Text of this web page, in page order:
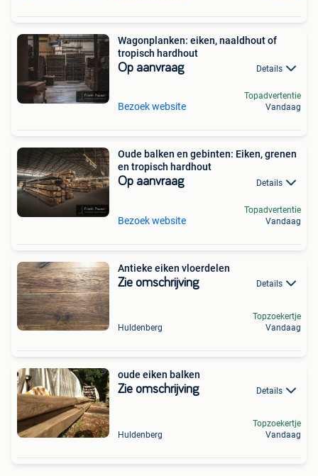
Wagonplanken: eiken, naaldhout of
tropisch hardhout
Op aanvraag Details
Bezoek website
Topadvertentie
Vandaag
Oude balken en gebinten: Eiken, grenen
en tropisch hardhout
Op aanvraag Details
Bezoek website
Topadvertentie
Vandaag
Antieke eiken vloerdelen
Zie omschrijving Details
Huldenberg
Topzoekertje
Vandaag
oude eiken balken
Zie omschrijving Details
Huldenberg
Topzoekertje
Vandaag